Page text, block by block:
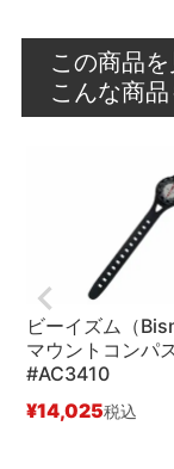
この商品
こんな商
ビーイズム（
マウントコンパ
#AC3410
¥14,025税込